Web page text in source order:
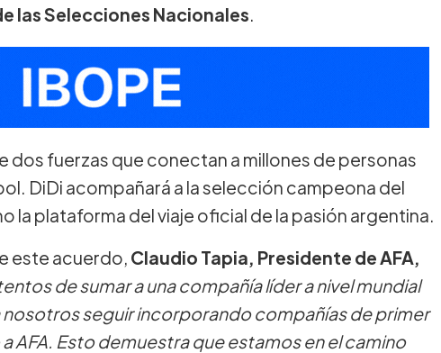
las Selecciones Nacionales.
fuerzas que conectan a millones de personas
DiDi acompañará a la selección campeona del
la plataforma del viaje oficial de la pasión argentina.
este acuerdo, Claudio Tapia, Presidente de AFA,
de sumar a una compañía líder a nivel mundial
nosotros seguir incorporando compañías de primer
AFA. Esto demuestra que estamos en el camino